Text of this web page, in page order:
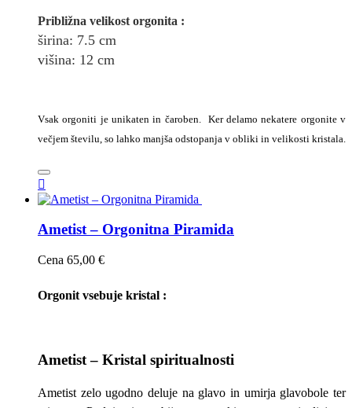
Približna velikost orgonita :
širina: 7.5 cm
višina: 12 cm
Vsak orgoniti je unikaten in čaroben. Ker delamo nekatere orgonite v
večjem številu, so lahko manjša odstopanja v obliki in velikosti kristala.

Ametist – Orgonitna Piramida
Cena 65,00 €
Orgonit vsebuje kristal :
Ametist – Kristal spiritualnosti
Ametist zelo ugodno deluje na glavo in umirja glavobole ter